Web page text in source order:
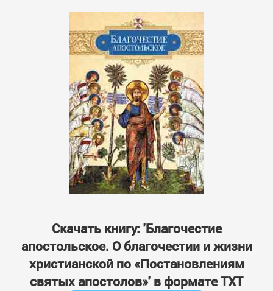
Скачать книгу: 'Благочестие
апостольское. О благочестии и жизни
христианской по «Постановлениям
святых апостолов»' в формате TXT